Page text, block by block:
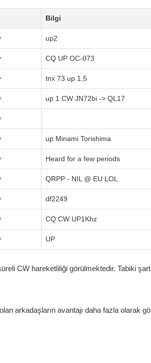
Bilgi
up2
CQ UP OC-073
tnx 73 up 1,5
up 1 CW JN72bi -> QL17
up Minami Torishima
Heard for a few periods
QRPP - NIL @ EU LOL
df2249
CQ CW UP1Khz
UP
CW hareketliliği görülmektedir. Tabiki
arkadaşların avantajı daha fazla olarak